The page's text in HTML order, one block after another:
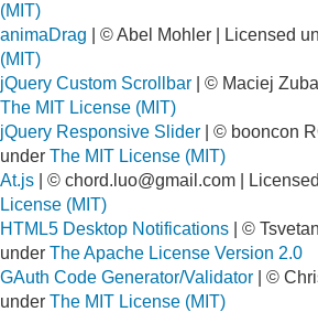
(MIT)
animaDrag | © Abel Mohler | Licensed
(MIT)
jQuery Custom Scrollbar | © Maciej
The MIT License (MIT)
jQuery Responsive Slider | © booncon
under The MIT License (MIT)
At.js | © chord.luo@gmail.com |
License (MIT)
HTML5 Desktop Notifications | ©
under The Apache License Version 2.0
GAuth Code Generator/Validator | ©
under The MIT License (MIT)